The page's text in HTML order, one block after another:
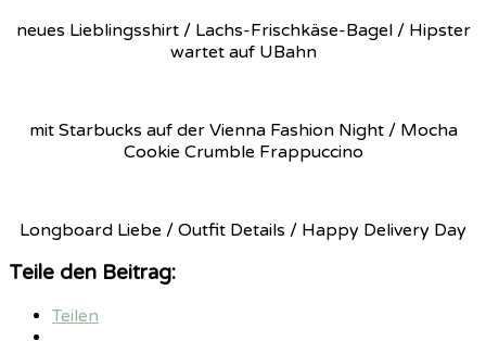
neues Lieblingsshirt / Lachs-Frischkäse-Bagel / Hipster
wartet auf UBahn
mit Starbucks auf der Vienna Fashion Night / Mocha
Cookie Crumble Frappuccino
Longboard Liebe / Outfit Details / Happy Delivery Day
Teile den Beitrag:
Teilen